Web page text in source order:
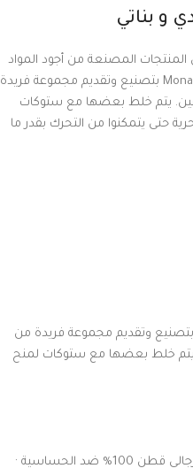
و بناتي
المصنعة من أجود المواد
القطنية دفاية موناليزا بناتي تقوم Monaliza بتصنيع وتقديم مجموعة فريدة
يتم خلط بعضها مع ستوكات
حتى يتمكنوا من التحرك بقدر ما
بتصنيع وتقديم مجموعة فريدة من
يتم خلط بعضها مع ستوكات لمنح
فضل سعر لـ Monaliza طقم دفاية رجالى قطن 100% ضد الحساسية ·